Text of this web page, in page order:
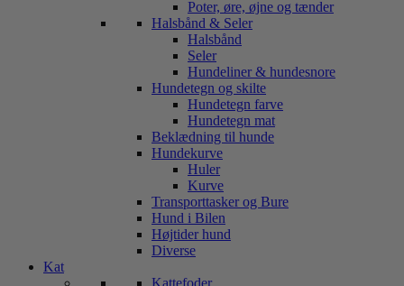
Poter, øre, øjne og tænder
Halsbånd & Seler
Halsbånd
Seler
Hundeliner & hundesnore
Hundetegn og skilte
Hundetegn farve
Hundetegn mat
Beklædning til hunde
Hundekurve
Huler
Kurve
Transporttasker og Bure
Hund i Bilen
Højtider hund
Diverse
Kat
Kattefoder